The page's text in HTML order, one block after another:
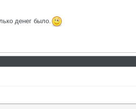
денег было.